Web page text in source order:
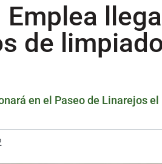
Emplea
de
en el Paseo de Linarejos